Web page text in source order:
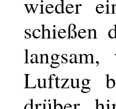
schießen
Luftzug